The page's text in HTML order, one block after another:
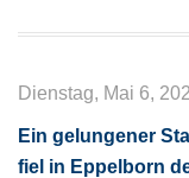
Dienstag, Mai 6,
Ein gelungener
fiel in Eppelborn